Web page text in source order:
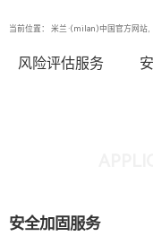
当前位置： 米兰·(milan)中国官方网站,
风险评估服务
安全加固服务